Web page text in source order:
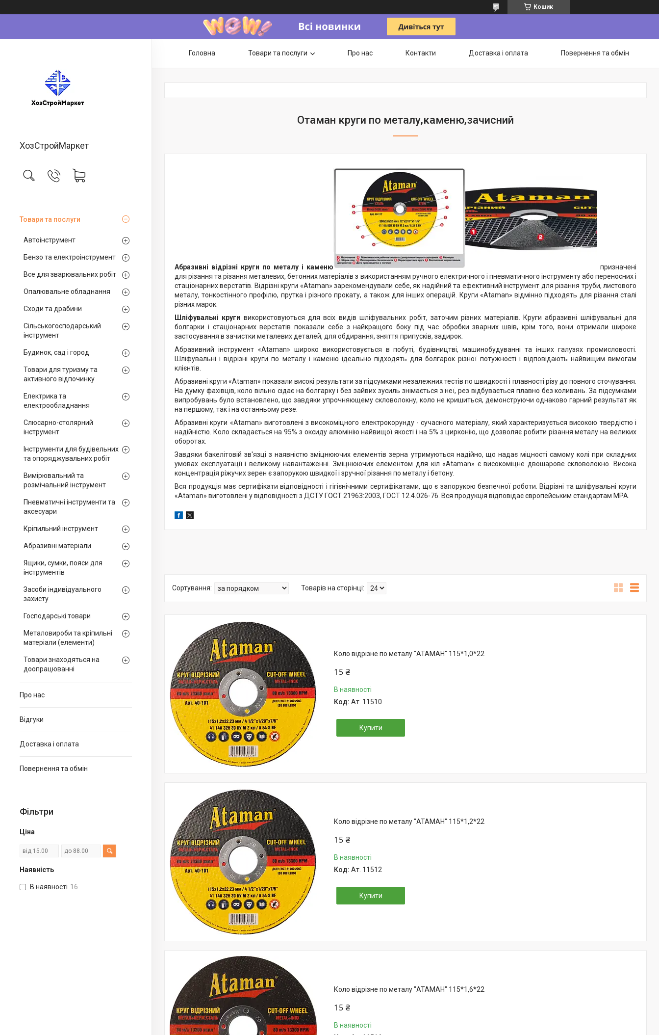
Кошик
ХозСтройМаркет
Товари та послуги
Автоінструмент
Бензо та електроінструмент
Все для зварювальних робіт
Опалювальне обладнання
Сходи та драбини
Сільськогосподарський
інструмент
Будинок, сад і город
Товари для туризму та
активного відпочинку
Електрика та
електрообладнання
Слюсарно-столярний
інструмент
Інструменти для будівельних
та опоряджувальних робіт
Вимірювальний та
розмічальний інструмент
Пневматичні інструменти та
аксесуари
Кріпильний інструмент
Абразивні матеріали
Ящики, сумки, пояси для
інструментів
Засоби індивідуального
захисту
Господарські товари
Металовироби та кріпильні
матеріали (елементи)
Товари знаходяться на
доопрацюванні
Про нас
Відгуки
Доставка і оплата
Повернення та обмін
Фільтри
Ціна
Наявність
В наявності 16
Головна Товари та послуги Про нас Контакти Доставка і оплата Повернення та обмін
Отаман круги по металу,каменю,зачисний
Абразивні відрізні круги по металу і каменю
призначені
для різання та різання металевих, бетонних матеріалів з використанням ручного електричного і пневматичного інструменту або переносних і
стаціонарних верстатів. Відрізні круги «Ataman» зарекомендували себе, як надійний та ефективний інструмент для різання труби, листового
металу, тонкостінного профілю, прутка і різного прокату, а також для інших операцій. Круги «Ataman» відмінно підходять для різання сталі
різних марок.
Шліфувальні круги використовуються для всіх видів шліфувальних робіт, заточим різних матеріалів. Круги абразивні шліфувальні для
болгарки і стаціонарних верстатів показали себе з найкращого боку під час обробки зварних швів, крім того, вони отримали широке
застосування в зачистки металевих деталей, для обдирання, зняття припусків, задирок.
Абразивний інструмент «Ataman» широко використовується в побуті, будівництві, машинобудуванні та інших галузях промисловості.
Шліфувальні і відрізні круги по металу і каменю ідеально підходять для болгарок різної потужності і відповідають найвищим вимогам
клієнтів.
Абразивні круги «Ataman» показали високі результати за підсумками незалежних тестів по швидкості і плавності різу до повного сточування.
На думку фахівців, коло вільно сідає на болгарку і без зайвих зусиль знімається з неї, рез відбувається плавно без коливань. За підсумками
випробувань було встановлено, що завдяки упрочняющему скловолокну, коло не кришиться, демонструючи однаково гарний результат як
на першому, так і на останньому резе.
Абразивні круги «Ataman» виготовлені з високоміцного електрокорунду - сучасного матеріалу, який характеризується високою твердістю і
надійністю. Коло складається на 95% з оксиду алюмінію найвищої якості і на 5% з цирконію, що дозволяє робити різання металу на великих
оборотах.
Завдяки бакелітовій зв'язці з наявністю зміцнюючих елементів зерна утримуються надійно, що надає міцності самому колі при складних
умовах експлуатації і великому навантаженні. Зміцнюючих елементом для кіл «Ataman» є високоміцне двошарове скловолокно. Висока
концентрація ріжучих зерен є запорукою швидкої і зручної різання по металу і бетону.
Вся продукція має сертифікати відповідності і гігієнічними сертифікатами, що є запорукою безпечної роботи. Відрізні та шліфувальні круги
«Ataman» виготовлені у відповідності з ДСТУ ГОСТ 21963:2003, ГОСТ 12.4.026-76. Вся продукція відповідає європейським стандартам MPA.
Коло відрізне по металу "АТАМАН" 115*1,0*22
15 ₴
Ат. 11510
В наявності
Купити
Коло відрізне по металу "АТАМАН" 115*1,2*22
15 ₴
Ат. 11512
В наявності
Купити
Коло відрізне по металу "АТАМАН" 115*1,6*22
15 ₴
В наявності